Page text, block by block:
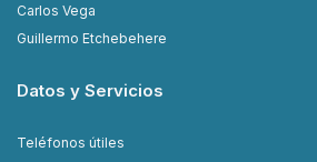
Carlos Vega
Guillermo Etchebehere
Datos y Servicios
Teléfonos útiles